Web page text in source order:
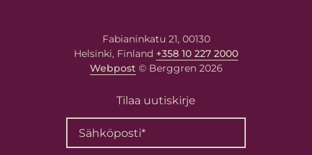
Fabianinkatu 21, 00130
Helsinki, Finland +358 10 227 2000
Webpost© Berggren 2026
Tilaa uutiskirje